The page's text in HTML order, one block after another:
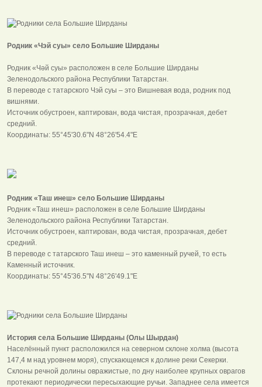
Родник «Чэй суы» село Большие Ширданы
Родник «Чәй суы» расположен в селе Большие Ширданы
Зеленодольского района Республики Татарстан.
В переводе с татарского Чэй суы – это Вишневая вода, родник под
вишнями.
Источник обустроен, каптирован, вода чистая, прозрачная, дебет
средний.
Координаты: 55°45'30.6"N 48°26'54.4"E
Родник «Таш инеш» село Большие Ширданы
Родник «Таш инеш» расположен в селе Большие Ширданы
Зеленодольского района Республики Татарстан.
Источник обустроен, каптирован, вода чистая, прозрачная, дебет
средний.
В переводе с татарского Таш инеш – это каменный ручей, то есть
Каменный источник.
Координаты: 55°45'36.5"N 48°26'49.1"E
История села Большие Ширданы (Олы Шырдан)
Населённый пункт расположился на северном склоне холма (высота
147,4 м над уровнем моря), спускающемся к долине реки Секерки.
Склоны речной долины овражистые, по дну наиболее крупных оврагов
протекают периодически пересыхающие ручьи. Западнее села имеется